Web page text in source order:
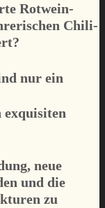
Rotwein-
Chili-
nur ein
exquisiten
neue
und die
zu